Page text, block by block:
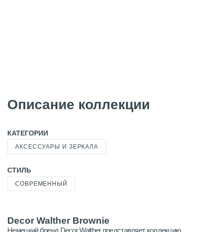
Описание коллекции
КАТЕГОРИИ
АКСЕССУАРЫ И ЗЕРКАЛА
СТИЛЬ
СОВРЕМЕННЫЙ
Decor Walther Brownie
Немецкий бренд Decor Walther представляет коллекцию